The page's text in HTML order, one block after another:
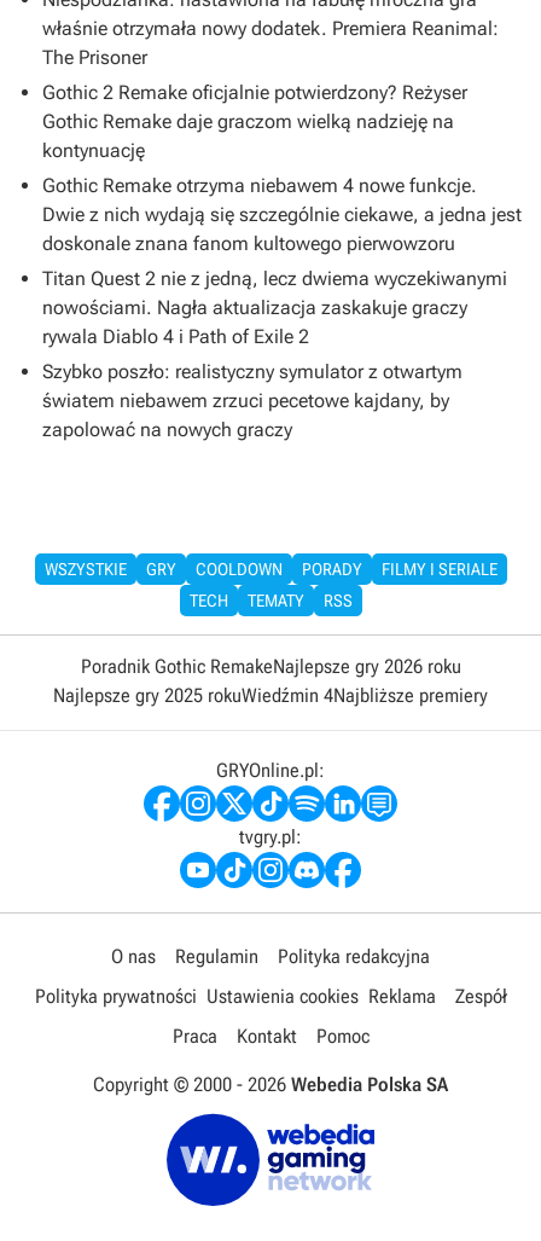
właśnie otrzymała nowy dodatek. Premiera Reanimal:
The Prisoner
Gothic 2 Remake oficjalnie potwierdzony? Reżyser
Gothic Remake daje graczom wielką nadzieję na
kontynuację
Gothic Remake otrzyma niebawem 4 nowe funkcje.
Dwie z nich wydają się szczególnie ciekawe, a jedna jest
doskonale znana fanom kultowego pierwowzoru
Titan Quest 2 nie z jedną, lecz dwiema wyczekiwanymi
nowościami. Nagła aktualizacja zaskakuje graczy
rywala Diablo 4 i Path of Exile 2
Szybko poszło: realistyczny symulator z otwartym
światem niebawem zrzuci pecetowe kajdany, by
zapolować na nowych graczy
WSZYSTKIE GRY COOLDOWN PORADY
FILMY I SERIALE
TECH
TEMATY RSS
Poradnik Gothic RemakeNajlepsze gry 2026 roku
Najlepsze gry 2025 rokuWiedźmin 4Najbliższe premiery
GRYOnline.pl:
tvgry.pl:
O nas Regulamin
Polityka redakcyjna
Polityka prywatności Ustawienia cookies Reklama
Zespół
Praca
Kontakt Pomoc
Copyright © 2000 - 2026 Webedia Polska SA